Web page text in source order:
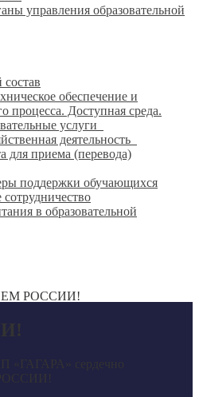
управления образовательной
обеспечение и
процесса. Доступная среда.
услуги
деятельность
для приема (перевода)
поддержки обучающихся
в образовательной
РОССИИ!